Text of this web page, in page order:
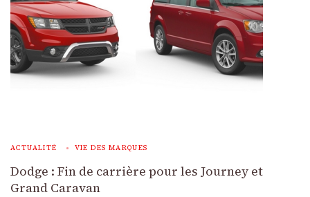
ACTUALITÉ VIE DES MARQUES
Dodge : Fin de carrière pour les Journey et
Grand Caravan